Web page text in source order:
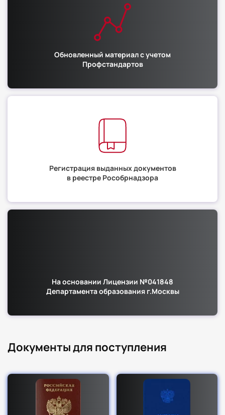
Обновленный материал с учетом
Профстандартов
Регистрация выданных документов
в реестре Рособрнадзора
На основании Лицензии №041848
Департамента образования г.Москвы
Документы для поступления